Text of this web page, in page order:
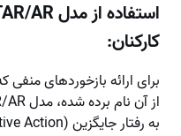
کارکنان:
برای ارائه بازخوردهای منفی
به رفتار جایگزین (Alternative Action) اشاره دارد: